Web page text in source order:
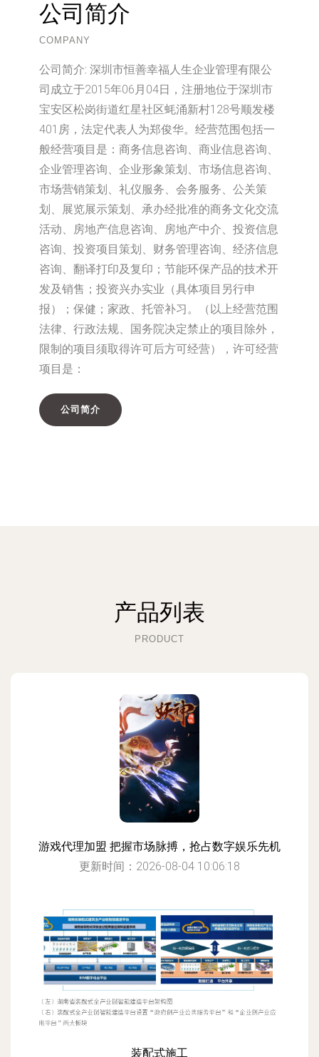
公司简介
COMPANY
公司简介: 深圳市恒善幸福人生企业管理有限公
司成立于2015年06月04日，注册地位于深圳市
宝安区松岗街道红星社区蚝涌新村128号顺发楼
401房，法定代表人为郑俊华。经营范围包括一
般经营项目是：商务信息咨询、商业信息咨询、
企业管理咨询、企业形象策划、市场信息咨询、
市场营销策划、礼仪服务、会务服务、公关策
划、展览展示策划、承办经批准的商务文化交流
活动、房地产信息咨询、房地产中介、投资信息
咨询、投资项目策划、财务管理咨询、经济信息
咨询、翻译打印及复印；节能环保产品的技术开
发及销售；投资兴办实业（具体项目另行申
报）；保健；家政、托管补习。（以上经营范围
法律、行政法规、国务院决定禁止的项目除外，
限制的项目须取得许可后方可经营），许可经营
项目是：
公司简介
产品列表
PRODUCT
游戏代理加盟 把握市场脉搏，抢占数字娱乐先机
更新时间：2026-08-04 10:06:18
装配式施工